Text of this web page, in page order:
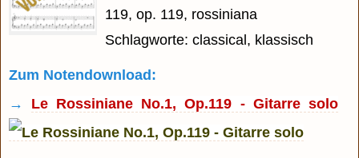
119, op. 119, rossiniana
Schlagworte: classical, klassisch
Zum Notendownload:
→ Le Rossiniane No.1, Op.119 - Gitarre solo